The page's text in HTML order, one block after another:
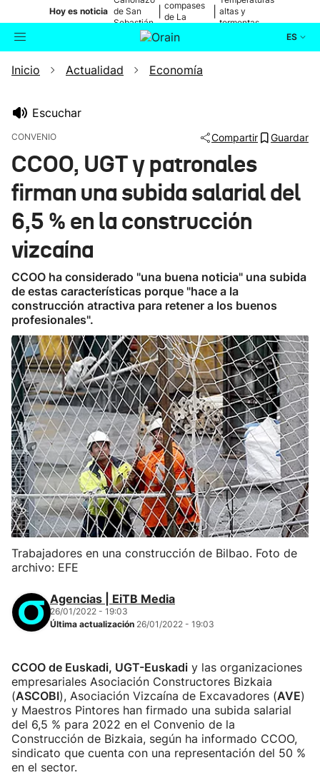
Hoy es noticia de San
Sebastián
compases
de La
altas y
tormentas
ES
Buscador Actualidad
Ikusmiran
Eguraldia
Inicio Actualidad Economía
Escuchar
CONVENIO Compartir Guardar
CCOO, UGT y patronales
firman una subida salarial del
6,5 % en la construcción
vizcaína
CCOO ha considerado "una buena noticia" una subida
de estas características porque "hace a la
construcción atractiva para retener a los buenos
profesionales".
Trabajadores en una construcción de Bilbao. Foto de
archivo: EFE
Agencias | EiTB Media
26/01/2022 - 19:03
Última actualización 26/01/2022 - 19:03
CCOO de Euskadi, UGT-Euskadi y las organizaciones
empresariales Asociación Constructores Bizkaia
(ASCOBI), Asociación Vizcaína de Excavadores (AVE)
y Maestros Pintores han firmado una subida salarial
del 6,5 % para 2022 en el Convenio de la
Construcción de Bizkaia, según ha informado CCOO,
sindicato que cuenta con una representación del 50 %
en el sector.